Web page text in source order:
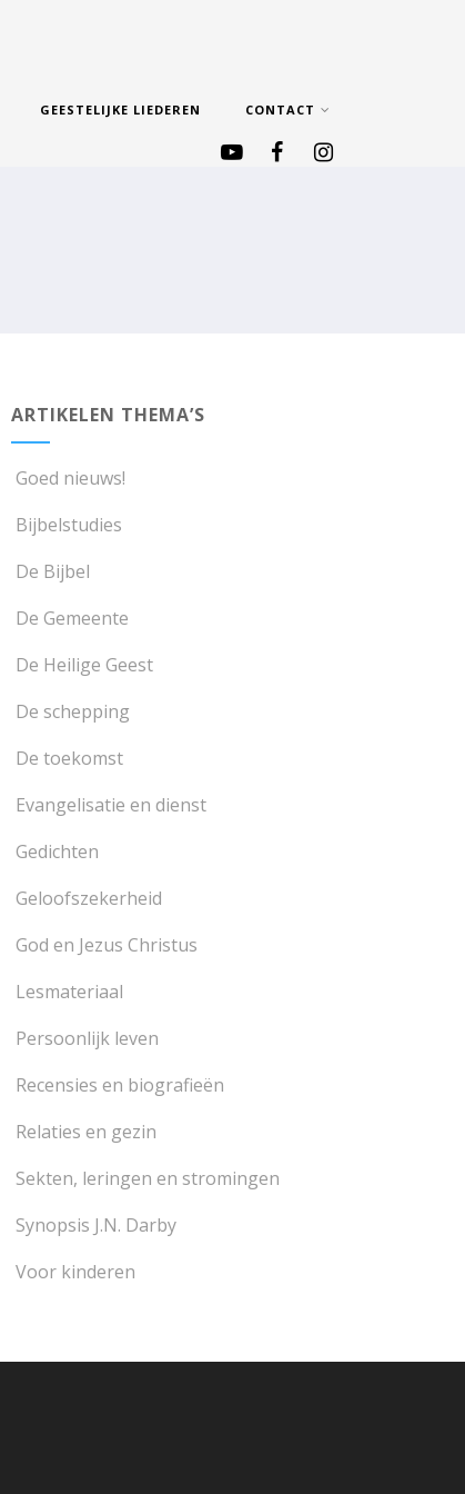
GEESTELIJKE LIEDEREN CONTACT
ARTIKELEN THEMA’S
Goed nieuws!
Bijbelstudies
De Bijbel
De Gemeente
De Heilige Geest
De schepping
De toekomst
Evangelisatie en dienst
Gedichten
Geloofszekerheid
God en Jezus Christus
Lesmateriaal
Persoonlijk leven
Recensies en biografieën
Relaties en gezin
Sekten, leringen en stromingen
Synopsis J.N. Darby
Voor kinderen